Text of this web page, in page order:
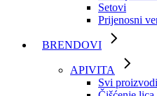
Setovi
Prijenosni
BRENDOVI
APIVITA
Svi proizvodi